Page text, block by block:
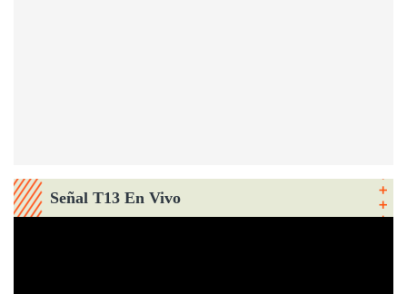
Señal T13 En Vivo